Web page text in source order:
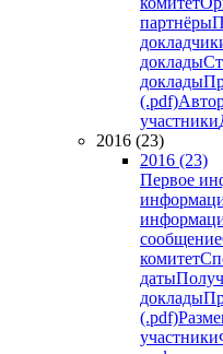
партнёры
доклады
доклады
(.pdf)
участники
2016 (23)
2016 (23)
Первое
сообщение
комитет
даты
доклады
(.pdf)
участники